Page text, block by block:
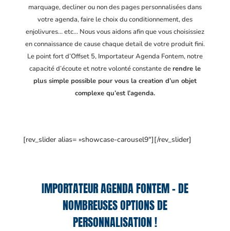
marquage, decliner ou non des pages personnalisées dans
votre agenda, faire le choix du conditionnement, des
enjolivures… etc… Nous vous aidons afin que vous choisissiez
en connaissance de cause chaque detail de votre produit fini.
Le point fort d’Offset 5, Importateur Agenda Fontem, notre
capacité d’écoute et notre volonté constante derendre le
plus simple possible pour vous la creation d’un objet
complexe qu’est l’agenda.
[rev_slider alias= »showcase-carousel9″][/rev_slider]
IMPORTATEUR AGENDA FONTEM – DE
NOMBREUSES OPTIONS DE
PERSONNALISATION !